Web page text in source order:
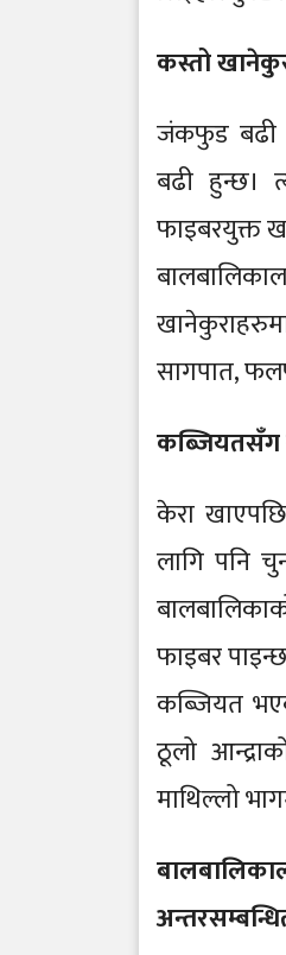
कस्तो
जंकफुड बढी
बढी हुन्छ।
फाइबरयुक्त
सागपात,
कब्जियतसँग
केरा
लागि पनि
फाइबर
कब्जियत
ठूलो
माथिल्लो